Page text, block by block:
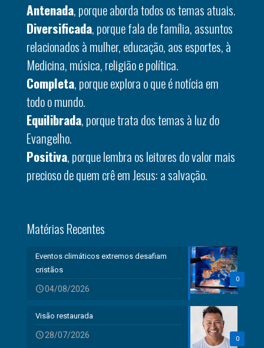
Antenada, porque aborda todos os temas atuais.
Diversificada, porque fala de família, assuntos
relacionados à mulher, educação, aos esportes, à
Medicina, música, religião e política.
Completa, porque explora o que é notícia em
todo o mundo.
Equilibrada, porque trata dos temas à luz do
Evangelho.
Positiva, porque lembra os leitores do valor mais
precioso de quem crê em Jesus: a salvação.
Matérias Recentes
0
Eventos climáticos extremos desafiam
cristãos
04/08/2026
0
Visão restaurada
28/07/2026